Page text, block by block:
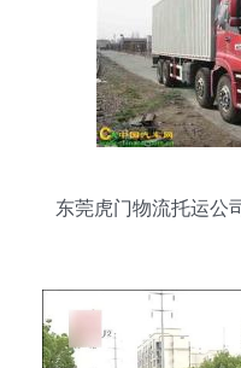
东莞虎门物流托运公